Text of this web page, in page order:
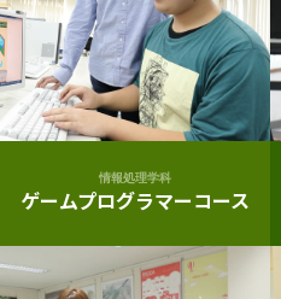
情報処理学科
ゲームプログラマーコース